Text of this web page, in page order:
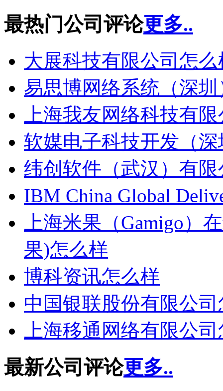
最热门公司评论更多..
大展科技有限公司怎么
易思博网络系统（深
上海我友网络科技有
软媒电子科技开发（
纬创软件（武汉）有
IBM China Global
上海米果（Gamigo）
果)怎么样
博科资讯怎么样
中国银联股份有限公
上海移通网络有限公
最新公司评论更多..